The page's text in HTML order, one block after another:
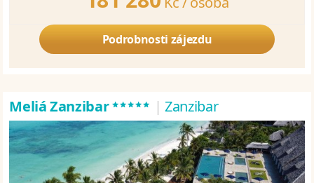
Podrobnosti zájezdu
Meliá Zanzibar***** | Zanzibar